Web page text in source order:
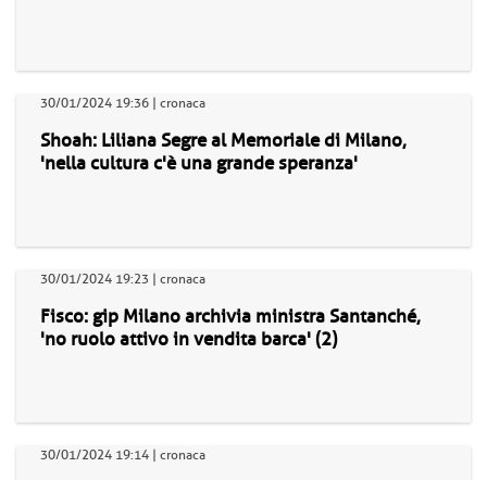
30/01/2024 19:36 | cronaca
Shoah: Liliana Segre al Memoriale di Milano,
'nella cultura c'è una grande speranza'
30/01/2024 19:23 | cronaca
Fisco: gip Milano archivia ministra Santanché,
'no ruolo attivo in vendita barca' (2)
30/01/2024 19:14 | cronaca